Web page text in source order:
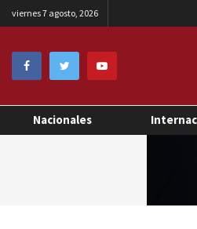
viernes 7 agosto, 2026
Nacionales